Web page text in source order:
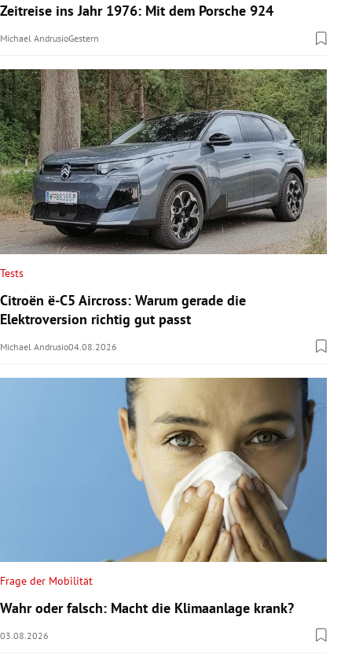
Zeitreise ins Jahr 1976: Mit dem Porsche 924
Michael AndrusioGestern
Tests
Citroën ë-C5 Aircross: Warum gerade die
Elektroversion richtig gut passt
Michael Andrusio04.08.2026
Frage der Mobilität
Wahr oder falsch: Macht die Klimaanlage krank?
03.08.2026